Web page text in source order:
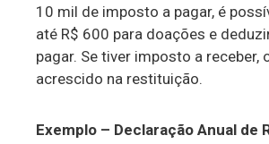
10 mil de imposto a pagar, é
até R$ 600 para doações e
pagar. Se tiver imposto a receber,
acrescido na restituição.
Exemplo – Declaração Anual de